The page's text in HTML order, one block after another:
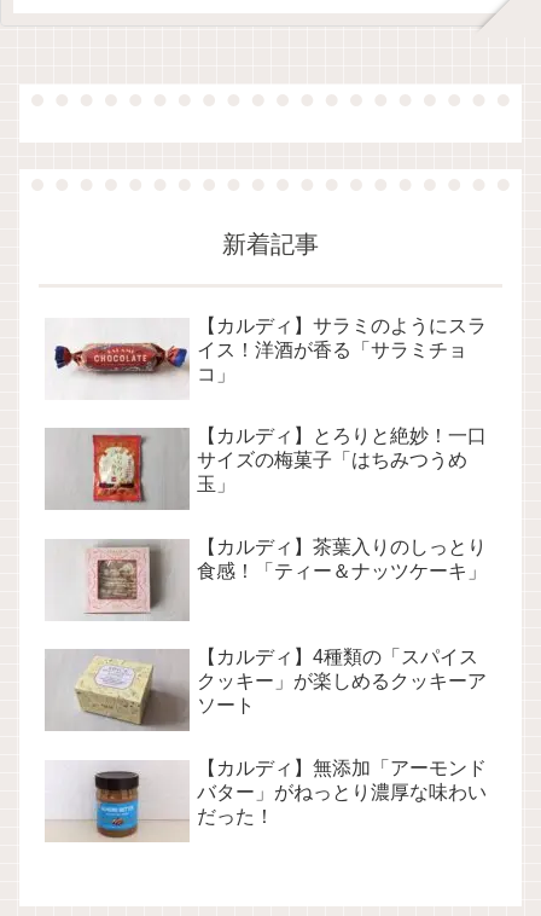
新着記事
【カルディ】サラミのようにスラ
イス！洋酒が香る「サラミチョ
コ」
【カルディ】とろりと絶妙！一口
サイズの梅菓子「はちみつうめ
玉」
【カルディ】茶葉入りのしっとり
食感！「ティー＆ナッツケーキ」
【カルディ】4種類の「スパイス
クッキー」が楽しめるクッキーア
ソート
【カルディ】無添加「アーモンド
バター」がねっとり濃厚な味わい
だった！